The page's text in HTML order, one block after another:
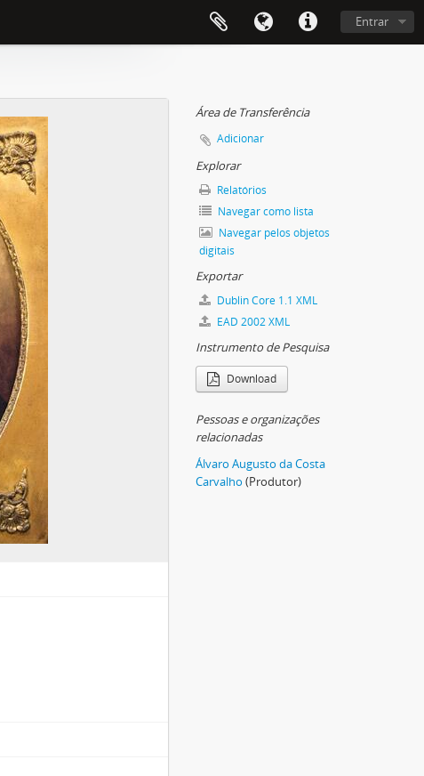
Entrar
Área de Transferência
Adicionar
Explorar
Relatórios
Navegar como lista
Navegar pelos objetos
digitais
Exportar
Dublin Core 1.1 XML
EAD 2002 XML
Instrumento de Pesquisa
Download
Pessoas e organizações
relacionadas
Álvaro Augusto da Costa
Carvalho (Produtor)